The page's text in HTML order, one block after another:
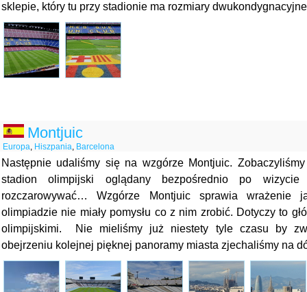
sklepie, który tu przy stadionie ma rozmiary
Montjuic
Europa, Hiszpania, Barcelona
Następnie udaliśmy się na wzgórze Montjuic.
stadion olimpijski oglądany bezpośrednio po
rozczarowywać… Wzgórze Montjuic sprawia wrażenie
olimpiadzie nie miały pomysłu co z nim zrobić. Dotyczy to
olimpijskimi. Nie mieliśmy już niestety tyle czasu by
obejrzeniu kolejnej pięknej panoramy miasta zjechaliśmy na